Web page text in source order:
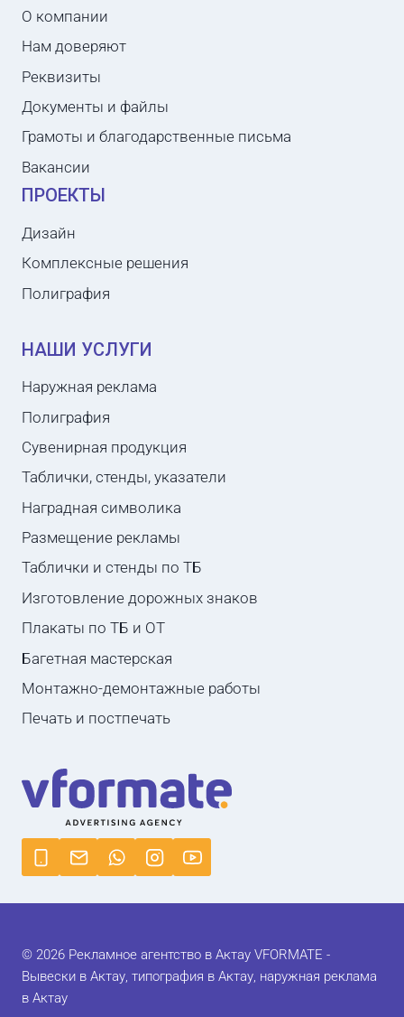
О компании
Нам доверяют
Реквизиты
Документы и файлы
Грамоты и благодарственные письма
Вакансии
ПРОЕКТЫ
Дизайн
Комплексные решения
Полиграфия
НАШИ УСЛУГИ
Наружная реклама
Полиграфия
Сувенирная продукция
Таблички, стенды, указатели
Наградная символика
Размещение рекламы
Таблички и стенды по ТБ
Изготовление дорожных знаков
Плакаты по ТБ и ОТ
Багетная мастерская
Монтажно-демонтажные работы
Печать и постпечать
© 2026 Рекламное агентство в Актау VFORMATE -
Вывески в Актау, типография в Актау, наружная реклама
в Актау